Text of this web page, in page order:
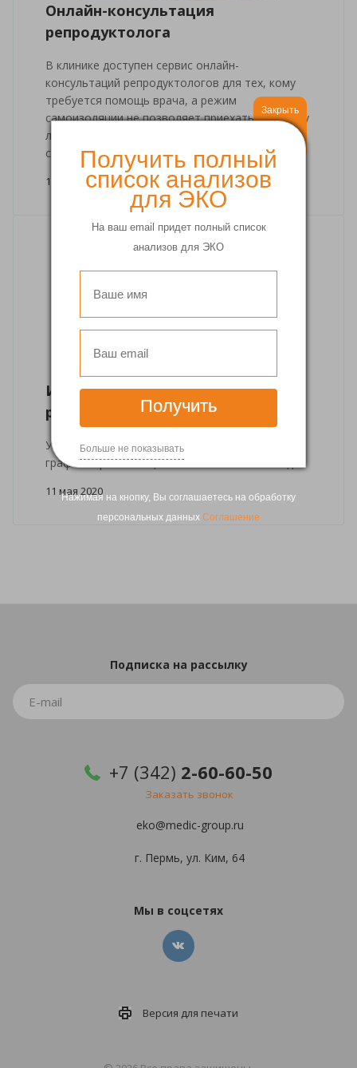
Получить полный
список анализов
для ЭКО
На ваш email придет полный список
анализов для ЭКО
Получить
Больше не показывать
Закрыть
Нажимая на кнопку, Вы соглашаетесь на обработку
персональных данных Соглашение
Онлайн-консультация
репродуктолога
В клинике доступен сервис онлайн-
консультаций репродуктологов для тех, кому
требуется помощь врача, а режим
самоизоляции не позволяет приехать в клинику
лично. Услуга доступна только для
существующих клиентов клиники.
18 мая 2020
Информация о работе клиники
репродукции
Уважаемые пациенты, информируем вас о
графике приема пациентов с 12 мая 2020 года.
11 мая 2020
Подписка на рассылку
+7 (342) 2-60-60-50
Заказать звонок
eko@medic-group.ru
г. Пермь, ул. Ким, 64
Мы в соцсетях
Версия для печати